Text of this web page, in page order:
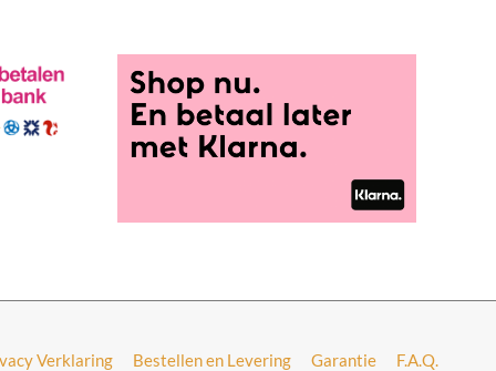
Verklaring Bestellen en Levering Garantie F.A.Q.